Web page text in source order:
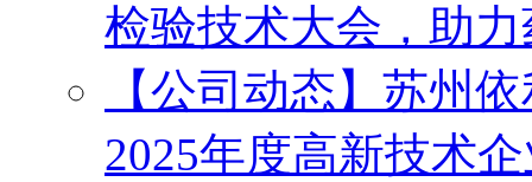
检验技术大会，助
【公司动态】苏州
2025年度高新技术